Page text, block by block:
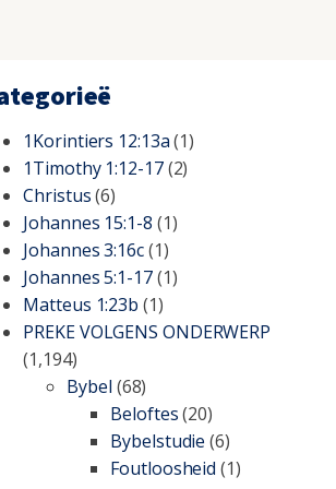
1Korintiers 12:13a(1)
1Timothy 1:12-17(2)
Christus(6)
Johannes 15:1-8 (1)
Johannes 3:16c(1)
Johannes 5:1-17(1)
Matteus 1:23b (1)
PREKE VOLGENS ONDERWERP
(1,194)
Bybel (68)
Beloftes(20)
Bybelstudie (6)
Foutloosheid (1)